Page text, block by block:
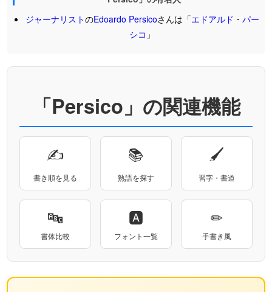
ジャーナリストのEdoardo Persicoさんは「エドアルド ・ パー
シコ 」
「Persico」の関連機能
✍
書き順を見る
📚
熟語を探す
🖌
習字・書道
🔤
書体比較
🅰
フォント一覧
✏
手書き風